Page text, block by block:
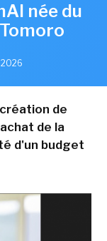
née du
de
de la
d'un budget